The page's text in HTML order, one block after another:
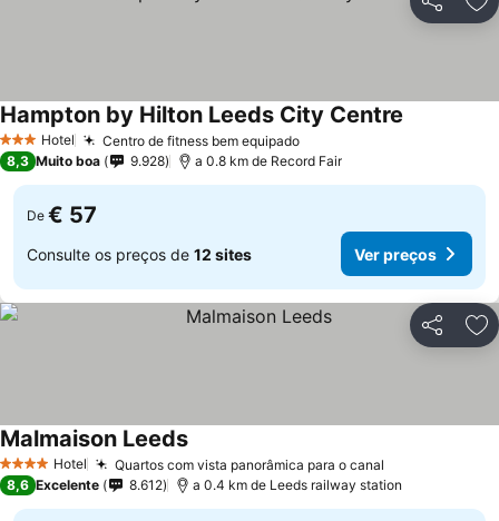
Partilhar
3 EstrelasHotel Centro de fitness bem equipado
Hampton by Hilton Leeds City Centre
8,3 Muito boa 9.928 a 0.8 km de Record Fair
De € 57
Consulte os preços de 12 sites Ver preços
Partilhar
4 EstrelasHotel Quartos com vista panorâmica para o canal
Malmaison Leeds
8,6 Excelente 8.612 a 0.4 km de Leeds railway station